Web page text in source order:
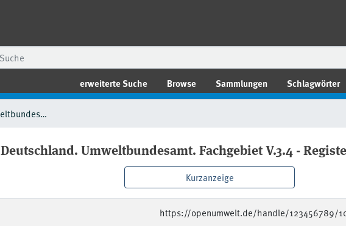
erweiterte Suche Browse Sammlungen Schlagwörter
Deutschland. Umweltbundesamt. Fachgebiet V.3.4 - Registerführung
Deutschland. Umweltbundesamt. Fachgebiet V.3.4 -
Kurzanzeige
https://openumwelt.de/handle/123456789/